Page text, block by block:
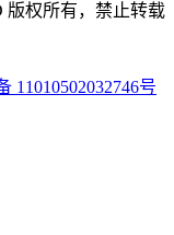
版权所有，禁止转载
11010502032746号